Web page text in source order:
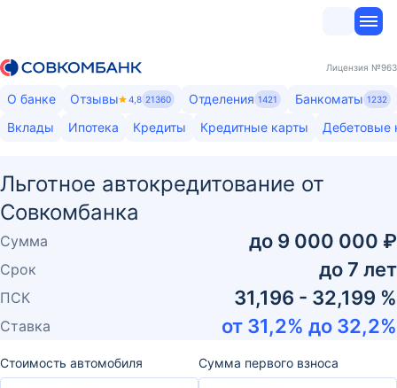
Лицензия №963
О банке Отзывы 4,8 21360 Отделения 1421 Банкоматы 1232
Вклады Ипотека Кредиты Кредитные карты Дебетовые
Льготное автокредитование от
Совкомбанка
Сумма до 9 000 000 ₽
Срок до 7 лет
ПСК 31,196 - 32,199 %
Ставка от 31,2% до 32,2%
Стоимость автомобиля Сумма первого взноса